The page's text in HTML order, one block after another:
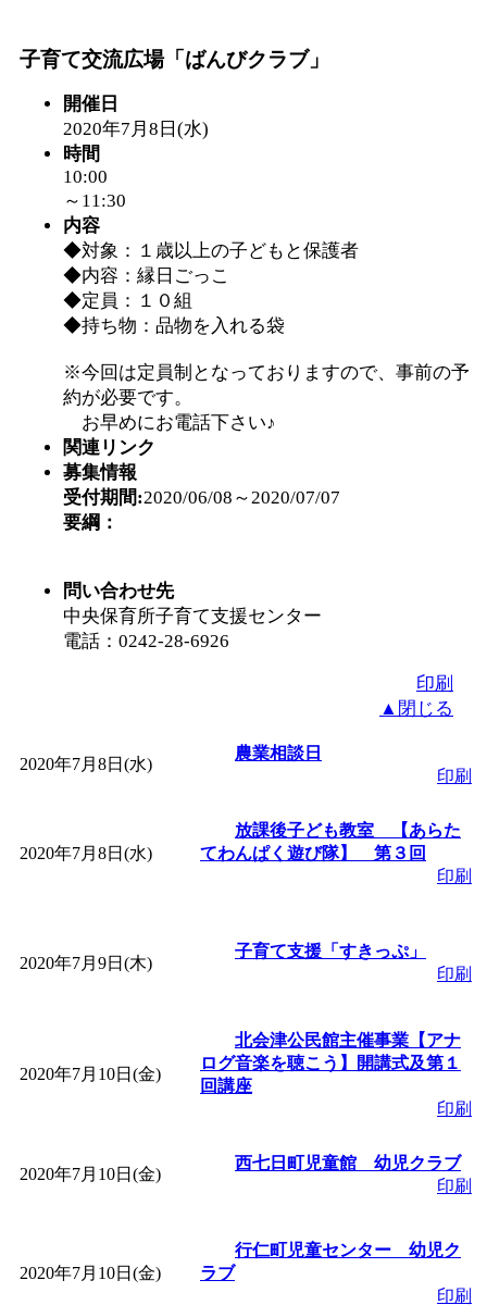
～」 受付期間：～
「みなづる号乗車体
de 健康づくり」
子育て交流広場「ばんびクラブ」
開催日
2020年7月8日(水)
時間
10:00
～11:30
内容
◆対象：１歳以上の子どもと保護者
◆内容：縁日ごっこ
◆定員：１０組
◆持ち物：品物を入れる袋
※今回は定員制となっておりますので、事前の予
約が必要です。
お早めにお電話下さい♪
関連リンク
募集情報
受付期間:2020/06/08～2020/07/07
要綱：
問い合わせ先
中央保育所子育て支援センター
電話：0242-28-6926
印刷
▲閉じる
2020年7月8日(水)
農業相談日
印刷
2020年7月8日(水)
放課後子ども教室 【あらた
てわんぱく遊び隊】 第３回
印刷
2020年7月9日(木)
子育て支援「すきっぷ」
印刷
2020年7月10日(金)
北会津公民館主催事業【アナ
ログ音楽を聴こう】開講式及第１
回講座
印刷
2020年7月10日(金)
西七日町児童館 幼児クラブ
印刷
2020年7月10日(金)
行仁町児童センター 幼児ク
ラブ
印刷